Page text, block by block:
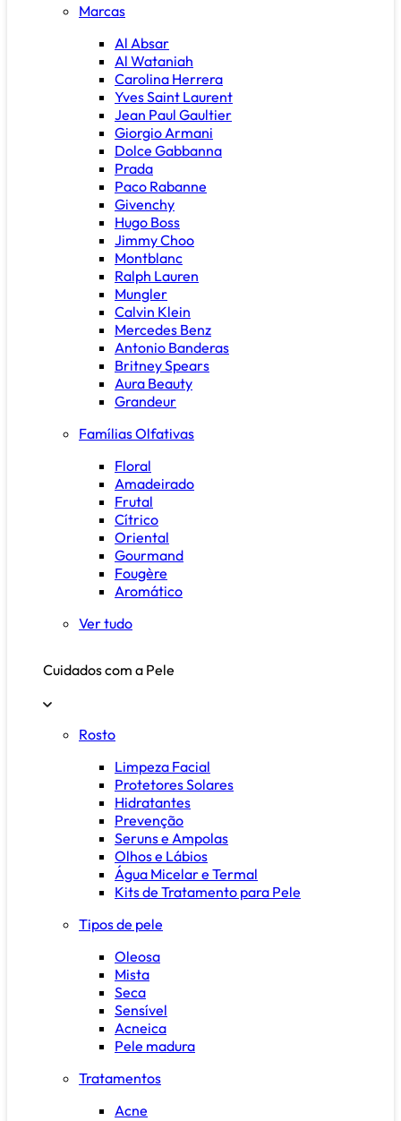
Marcas
Al Absar
Al Wataniah
Carolina Herrera
Yves Saint Laurent
Jean Paul Gaultier
Giorgio Armani
Dolce Gabbanna
Prada
Paco Rabanne
Givenchy
Hugo Boss
Jimmy Choo
Montblanc
Ralph Lauren
Mungler
Calvin Klein
Mercedes Benz
Antonio Banderas
Britney Spears
Aura Beauty
Grandeur
Famílias Olfativas
Floral
Amadeirado
Frutal
Cítrico
Oriental
Gourmand
Fougère
Aromático
Ver tudo
Cuidados com a Pele
Rosto
Limpeza Facial
Protetores Solares
Hidratantes
Prevenção
Seruns e Ampolas
Olhos e Lábios
Água Micelar e Termal
Kits de Tratamento para Pele
Tipos de pele
Oleosa
Mista
Seca
Sensível
Acneica
Pele madura
Tratamentos
Acne